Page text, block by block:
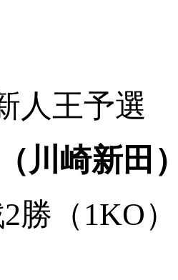
人王予選
川崎新田
勝（1KO）